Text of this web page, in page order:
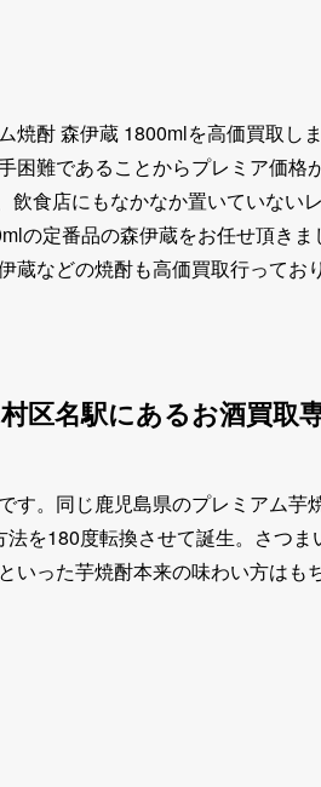
酎 森伊蔵 1800mlを高価買取し
難であることからプレミア価格
食店にもなかなか置いていないレ
の定番品の森伊蔵をお任せ頂きま
などの焼酎も高価買取行ってお
区名駅にあるお酒買取
す。同じ鹿児島県のプレミアム
を180度転換させて誕生。さつ
った芋焼酎本来の味わい方はも